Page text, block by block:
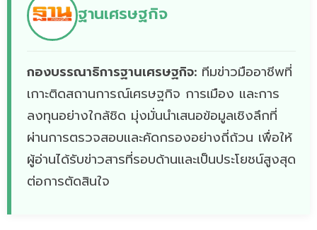
ฐานเศรษฐกิจ
กองบรรณาธิการฐานเศรษฐกิจ: ทีมข่าวมืออาชีพที่
เกาะติดสถานการณ์เศรษฐกิจ การเมือง และการ
ลงทุนอย่างใกล้ชิด มุ่งมั่นนำเสนอข้อมูลเชิงลึกที่
ผ่านการตรวจสอบและคัดกรองอย่างถี่ถ้วน เพื่อให้
ผู้อ่านได้รับข่าวสารที่รอบด้านและเป็นประโยชน์สูงสุด
ต่อการตัดสินใจ